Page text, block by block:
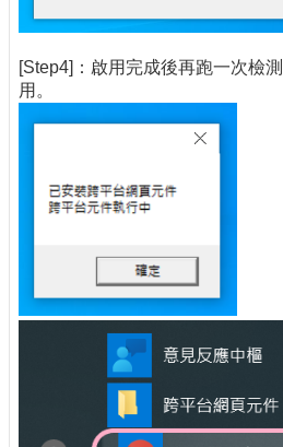
[Step4]：啟用完成後再跑一次檢
用。